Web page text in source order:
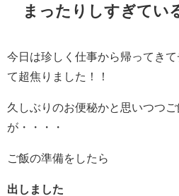
まったりしすぎてい
今日は珍しく仕事から帰ってき
て超焦りました！！
久しぶりのお便秘かと思いつつ
が・・・・
ご飯の準備をしたら
出しました